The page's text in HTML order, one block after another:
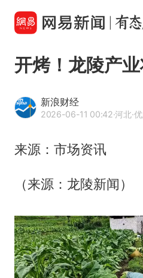
开烤！龙陵产
新浪财经
2026-06-11 00:42·河北·优
来源：市场资讯
（来源：龙陵新闻）